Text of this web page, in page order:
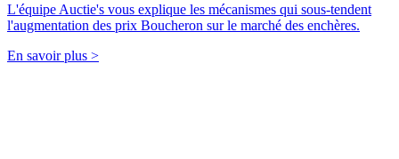
L'équipe Auctie's vous explique les mécanismes qui sous-tendent
l'augmentation des prix Boucheron sur le marché des enchères.
En savoir plus >